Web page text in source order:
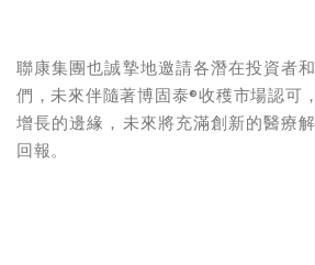
聯康集團也誠摯地邀請各潛在投資者
們，未來伴隨著博固泰®收穫市場認可
增長的邊緣，未來將充滿創新的醫療
回報。